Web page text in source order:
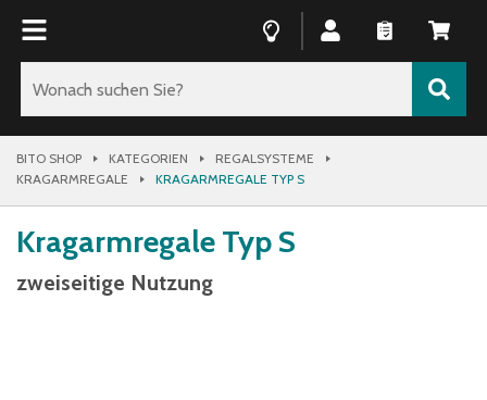
BITO SHOP KATEGORIEN
REGALSYSTEME
KRAGARMREGALE
KRAGARMREGALE TYP S
Kragarmregale Typ S
zweiseitige Nutzung